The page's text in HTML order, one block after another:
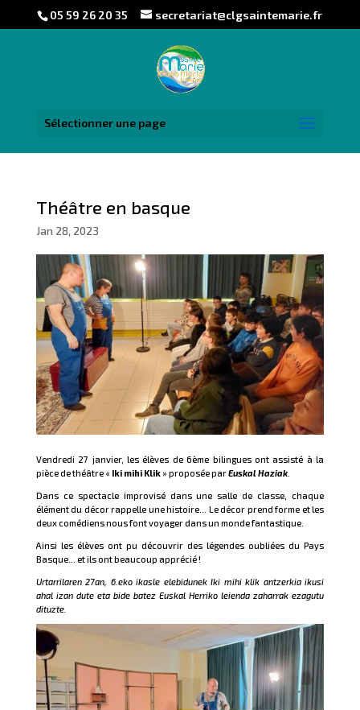
05 59 26 20 35 secretariat@clgsaintemarie.fr
Sélectionner une page
Théâtre en basque
Jan 28, 2023
Vendredi 27 janvier, les élèves de 6ème bilingues ont assisté à la
pièce de théâtre « Iki mihi Klik» proposée parEuskal Haziak.
Dans ce spectacle improvisé dans une salle de classe, chaque
élément du décor rappelle une histoire… Le décor prend forme et les
deux comédiens nous font voyager dans un monde fantastique.
Ainsi les élèves ont pu découvrir des légendes oubliées du Pays
Basque… et ils ont beaucoup apprécié !
Urtarrilaren 27an, 6.eko ikasle elebidunek Iki mihi klik antzerkia ikusi
ahal izan dute eta bide batez Euskal Herriko leienda zaharrak ezagutu
dituzte.